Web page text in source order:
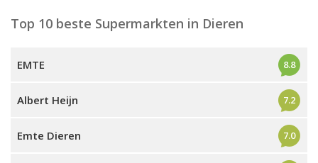
Top 10 beste Supermarkten in Dieren
EMTE 8.8
Albert Heijn 7.2
Emte Dieren 7.0